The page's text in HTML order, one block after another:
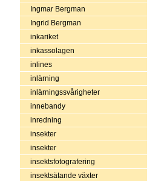
Ingmar Bergman
Ingrid Bergman
inkariket
inkassolagen
inlines
inlärning
inlärningssvårigheter
innebandy
inredning
insekter
insekter
insektsfotografering
insektsätande växter